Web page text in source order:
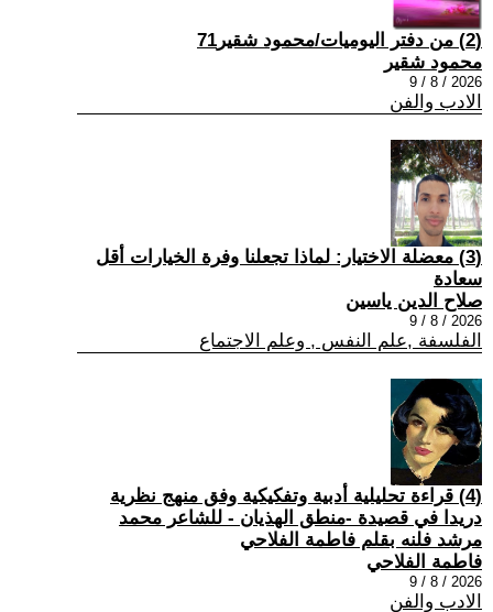
(2) من دفتر اليوميات/محمود شقير71
محمود شقير
2026 / 8 / 9
الادب والفن
(3) معضلة الاختيار: لماذا تجعلنا وفرة الخيارات أقل
سعادة
صلاح الدين ياسين
2026 / 8 / 9
الفلسفة ,علم النفس , وعلم الاجتماع
(4) قراءة تحليلية أدبية وتفكيكية وفق منهج نظرية
دريدا في قصيدة -منطق الهذيان - للشاعر محمد
مرشد فلنه بقلم فاطمة الفلاحي
فاطمة الفلاحي
2026 / 8 / 9
الادب والفن